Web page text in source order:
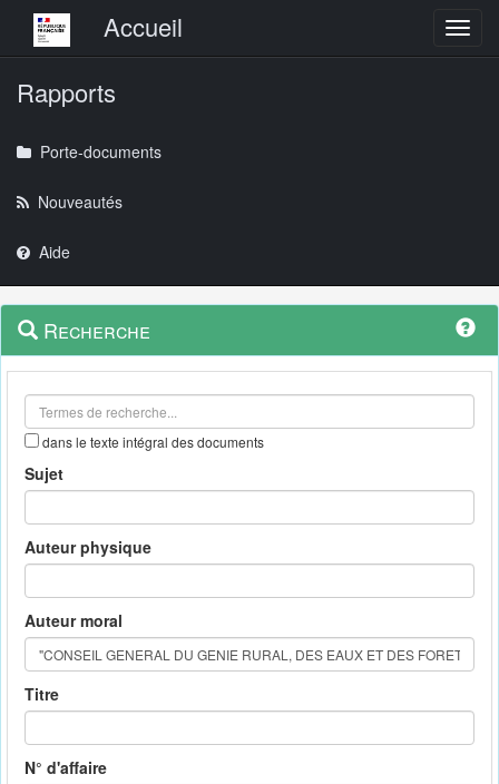
Menu principalAccueil
Rapports
Porte-documents
Nouveautés
Aide
Navigation
outils
Menu
contextuel
Recherche
dans le texte intégral des documents
Sujet
Auteur physique
Auteur moral
Titre
N° d'affaire